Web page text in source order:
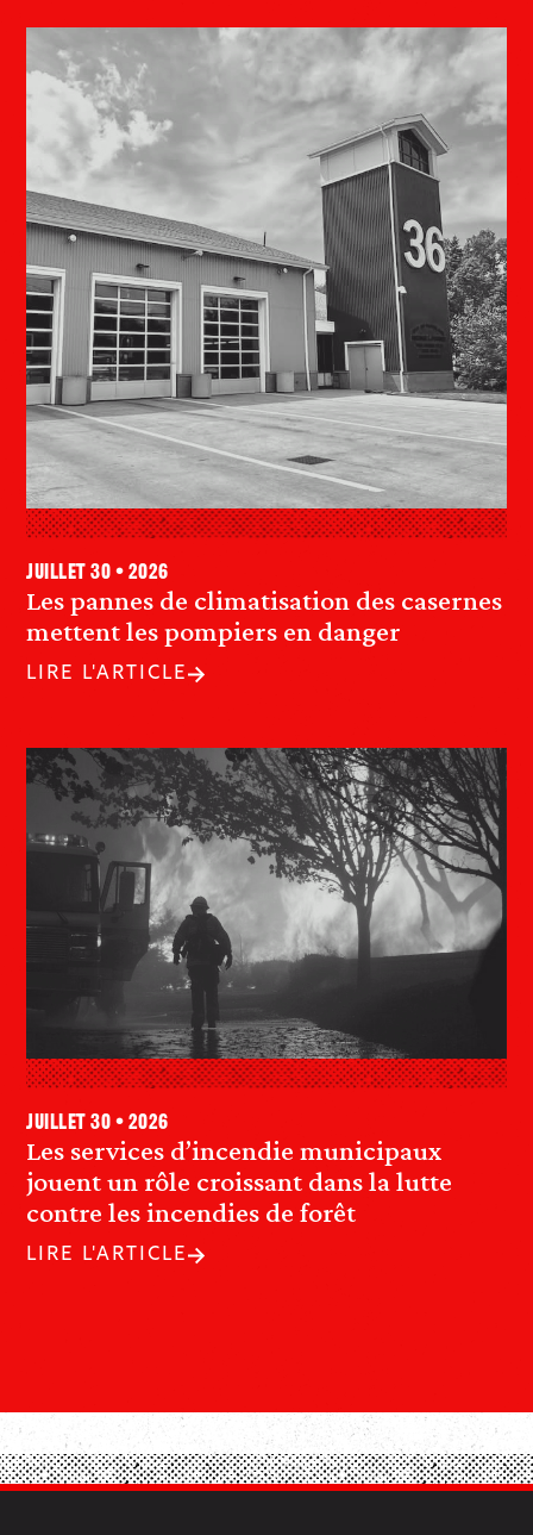
Les pannes de climatisation des casernes
mettent les pompiers en danger
juillet 30 • 2026
LIRE L'ARTICLE
Les services d’incendie municipaux
jouent un rôle croissant dans la lutte
contre les incendies de forêt
juillet 30 • 2026
LIRE L'ARTICLE